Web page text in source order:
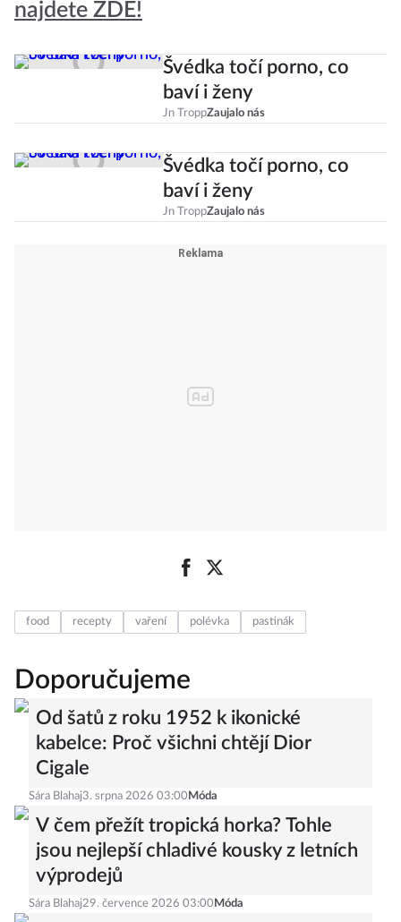
najdete ZDE!
Švédka točí porno, co
baví i ženy
Jn TroppZaujalo nás
Švédka točí porno, co
baví i ženy
Jn TroppZaujalo nás
food recepty vaření polévka pastinák
Doporučujeme
Od šatů z roku 1952 k ikonické
kabelce: Proč všichni chtějí Dior
Cigale
Sára Blahaj3. srpna 2026 03:00 Móda
V čem přežít tropická horka? Tohle
jsou nejlepší chladivé kousky z letních
výprodejů
Sára Blahaj29. července 2026 03:00 Móda